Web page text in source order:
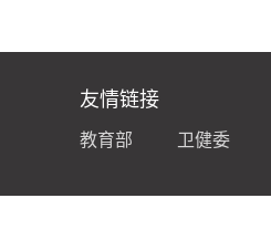
友情链接
教育部 卫健委